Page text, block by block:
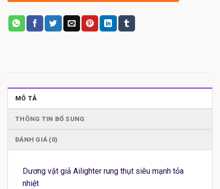
MÔ TẢ
THÔNG TIN BỔ SUNG
ĐÁNH GIÁ (0)
Dương vật giả Ailighter rung thụt siêu mạnh tỏa
nhiệt